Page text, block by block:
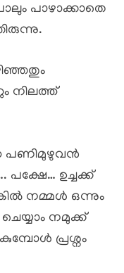
പാഴാക്കാതെ
നിലത്ത്
പണിമുഴുവൻ
ഉച്ചക്ക്
നമ്മൾ ഒന്നും
ചെയ്യാം നമുക്ക്
പ്രശ്നം